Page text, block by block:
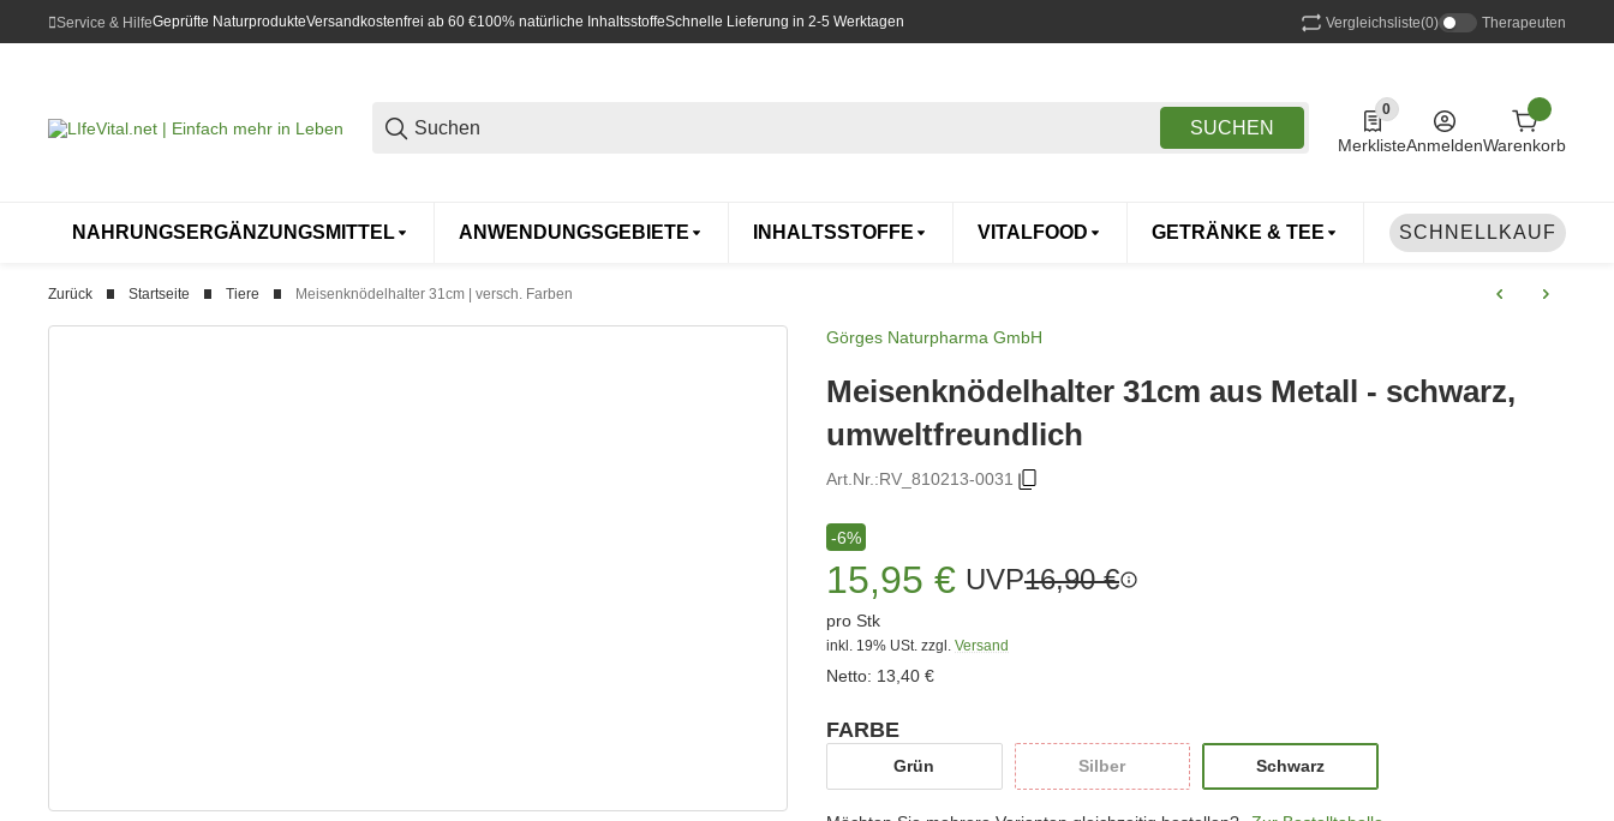
Service & HilfeGeprüfte NaturprodukteVersandkostenfrei ab 60 €100% natürliche InhaltsstoffeSchnelle Lieferung in 2-5 Werktagen Vergleichsliste(0) Therapeuten
SUCHEN
0
0 Produkte in der Liste
MerklisteAnmeldenWarenkorb
NAHRUNGSERGÄNZUNGSMITTEL ANWENDUNGSGEBIETE INHALTSSTOFFE VITALFOOD GETRÄNKE & TEE DROGERIE TIERE
SCHNELLKAUF
Zurück Startseite Tiere Meisenknödelhalter 31cm | versch. Farben
Görges Naturpharma GmbH
Meisenknödelhalter 31cm aus Metall - schwarz,
umweltfreundlich
Art.Nr.:RV_810213-0031
-6%
15,95 € UVP16,90 €
pro Stk
inkl. 19% USt. zzgl. Versand
Netto: 13,40 €
FARBE
Grün
Grün
Silber
Silber
Schwarz
Schwarz